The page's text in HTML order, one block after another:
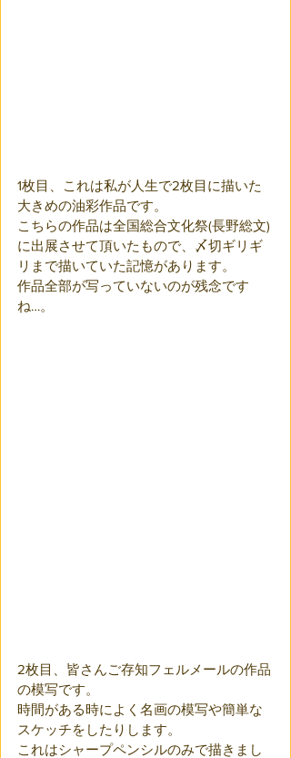
1枚目、これは私が人生で2枚目に描いた
大きめの油彩作品です。
こちらの作品は全国総合文化祭(長野総文)
に出展させて頂いたもので、〆切ギリギ
リまで描いていた記憶があります。
作品全部が写っていないのが残念です
ね…。
2枚目、皆さんご存知フェルメールの作品
の模写です。
時間がある時によく名画の模写や簡単な
スケッチをしたりします。
これはシャープペンシルのみで描きまし